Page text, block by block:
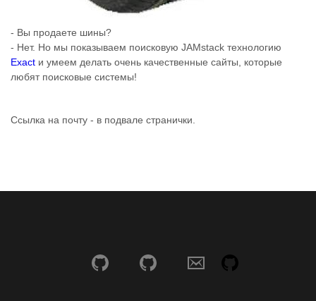
- Вы продаете шины?
- Нет. Но мы показываем поисковую JAMstack технологию
Exact и умеем делать очень качественные сайты, которые
любят поисковые системы!
Ссылка на почту - в подвале странички.